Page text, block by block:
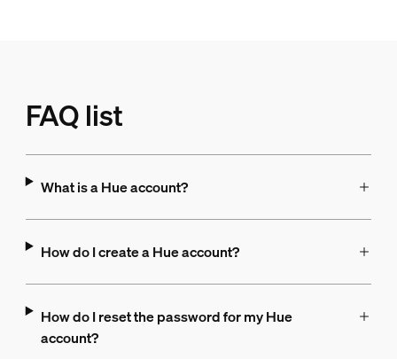
FAQ list
What is a Hue account?
How do I create a Hue account?
How do I reset the password for my Hue
account?